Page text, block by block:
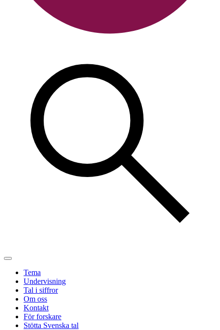
Tema
Undervisning
Tal i siffror
Om oss
Kontakt
För forskare
Stötta Svenska tal